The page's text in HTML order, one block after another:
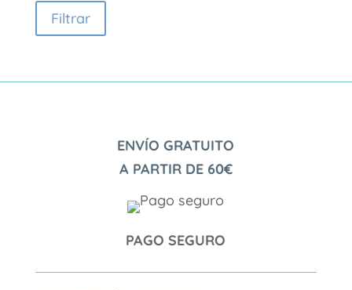
mínimo
Filtrar
ENVÍO GRATUITO
A PARTIR DE 60€
PAGO SEGURO